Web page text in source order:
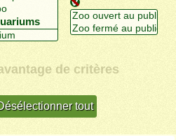
de critères